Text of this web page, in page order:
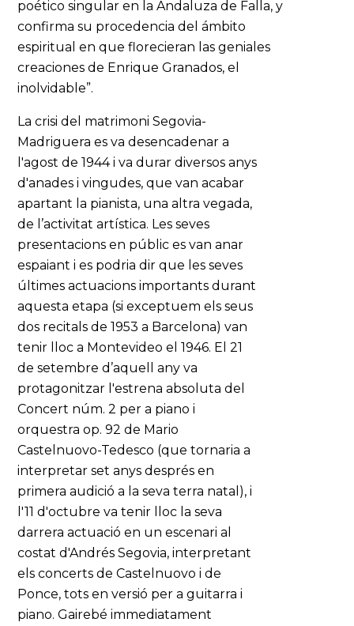
poético singular en la Andaluza de Falla, y
confirma su procedencia del ámbito
espiritual en que florecieran las geniales
creaciones de Enrique Granados, el
inolvidable”.
La crisi del matrimoni Segovia-
Madriguera es va desencadenar a
l'agost de 1944 i va durar diversos anys
d'anades i vingudes, que van acabar
apartant la pianista, una altra vegada,
de l’activitat artística. Les seves
presentacions en públic es van anar
espaiant i es podria dir que les seves
últimes actuacions importants durant
aquesta etapa (si exceptuem els seus
dos recitals de 1953 a Barcelona) van
tenir lloc a Montevideo el 1946. El 21
de setembre d’aquell any va
protagonitzar l'estrena absoluta del
Concert núm. 2 per a piano i
orquestra op. 92 de Mario
Castelnuovo-Tedesco (que tornaria a
interpretar set anys després en
primera audició a la seva terra natal), i
l'11 d'octubre va tenir lloc la seva
darrera actuació en un escenari al
costat d'Andrés Segovia, interpretant
els concerts de Castelnuovo i de
Ponce, tots en versió per a guitarra i
piano. Gairebé immediatament